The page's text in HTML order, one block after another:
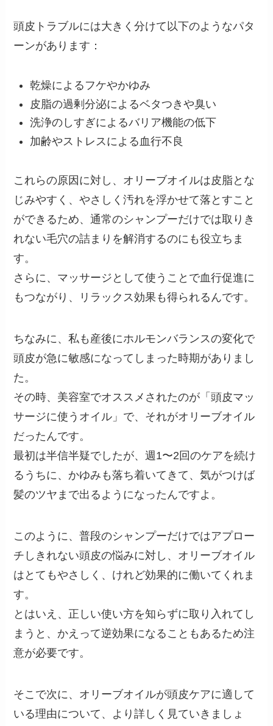
頭皮トラブルには大きく分けて以下のようなパタ
ーンがあります：
乾燥によるフケやかゆみ
皮脂の過剰分泌によるベタつきや臭い
洗浄のしすぎによるバリア機能の低下
加齢やストレスによる血行不良
これらの原因に対し、オリーブオイルは皮脂とな
じみやすく、やさしく汚れを浮かせて落とすこと
ができるため、通常のシャンプーだけでは取りき
れない毛穴の詰まりを解消するのにも役立ちま
す。
さらに、マッサージとして使うことで血行促進に
もつながり、リラックス効果も得られるんです。
ちなみに、私も産後にホルモンバランスの変化で
頭皮が急に敏感になってしまった時期がありまし
た。
その時、美容室でオススメされたのが「頭皮マッ
サージに使うオイル」で、それがオリーブオイル
だったんです。
最初は半信半疑でしたが、週1〜2回のケアを続け
るうちに、かゆみも落ち着いてきて、気がつけば
髪のツヤまで出るようになったんですよ。
このように、普段のシャンプーだけではアプロー
チしきれない頭皮の悩みに対し、オリーブオイル
はとてもやさしく、けれど効果的に働いてくれま
す。
とはいえ、正しい使い方を知らずに取り入れてし
まうと、かえって逆効果になることもあるため注
意が必要です。
そこで次に、オリーブオイルが頭皮ケアに適して
いる理由について、より詳しく見ていきましょ